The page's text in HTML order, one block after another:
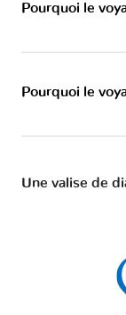
Pourquoi le
Pourquoi le
Une valise de